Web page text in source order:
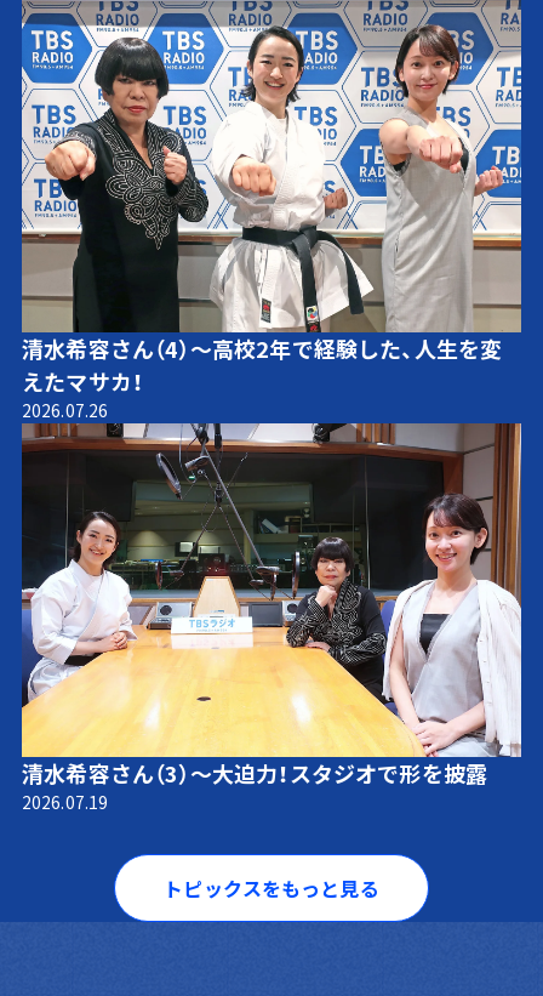
清水希容さん（4）～高校2年で経験した、人生を変
えたマサカ！
2026.07.26
清水希容さん（3）～大迫力！スタジオで形を披露
2026.07.19
トピックスをもっと見る